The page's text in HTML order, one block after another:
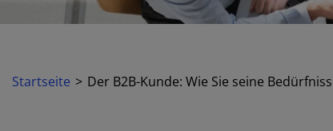
Startseite Der B2B-Kunde: Wie Sie seine